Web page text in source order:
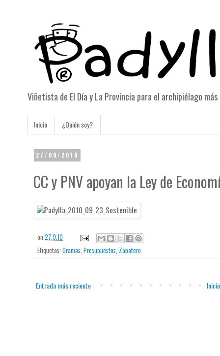
Viñetista de El Día y La Provincia para el archipiélago
Inicio ¿Quién soy?
27/09/2010
CC y PNV apoyan la Ley de
on27.9.10
Etiquetas:Oramas,Presupuestos, Zapatero
Entrada más reciente Inicio